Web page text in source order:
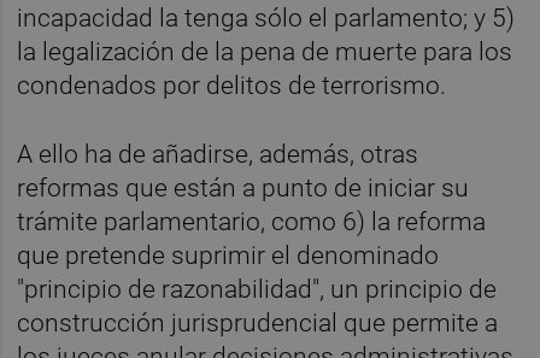
incapacidad la tenga sólo el parlamento; y 5)
la legalización de la pena de muerte para los
condenados por delitos de terrorismo.
A ello ha de añadirse, además, otras
reformas que están a punto de iniciar su
trámite parlamentario, como 6) la reforma
que pretende suprimir el denominado
"principio de razonabilidad", un principio de
construcción jurisprudencial que permite a